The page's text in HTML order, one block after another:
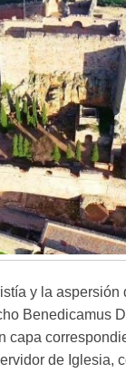
y la
Benedicamus
capa
de Iglesia,